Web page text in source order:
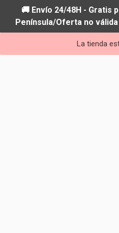
🚚 Envío 24/48H - Gratis
Península/Oferta no
La tienda